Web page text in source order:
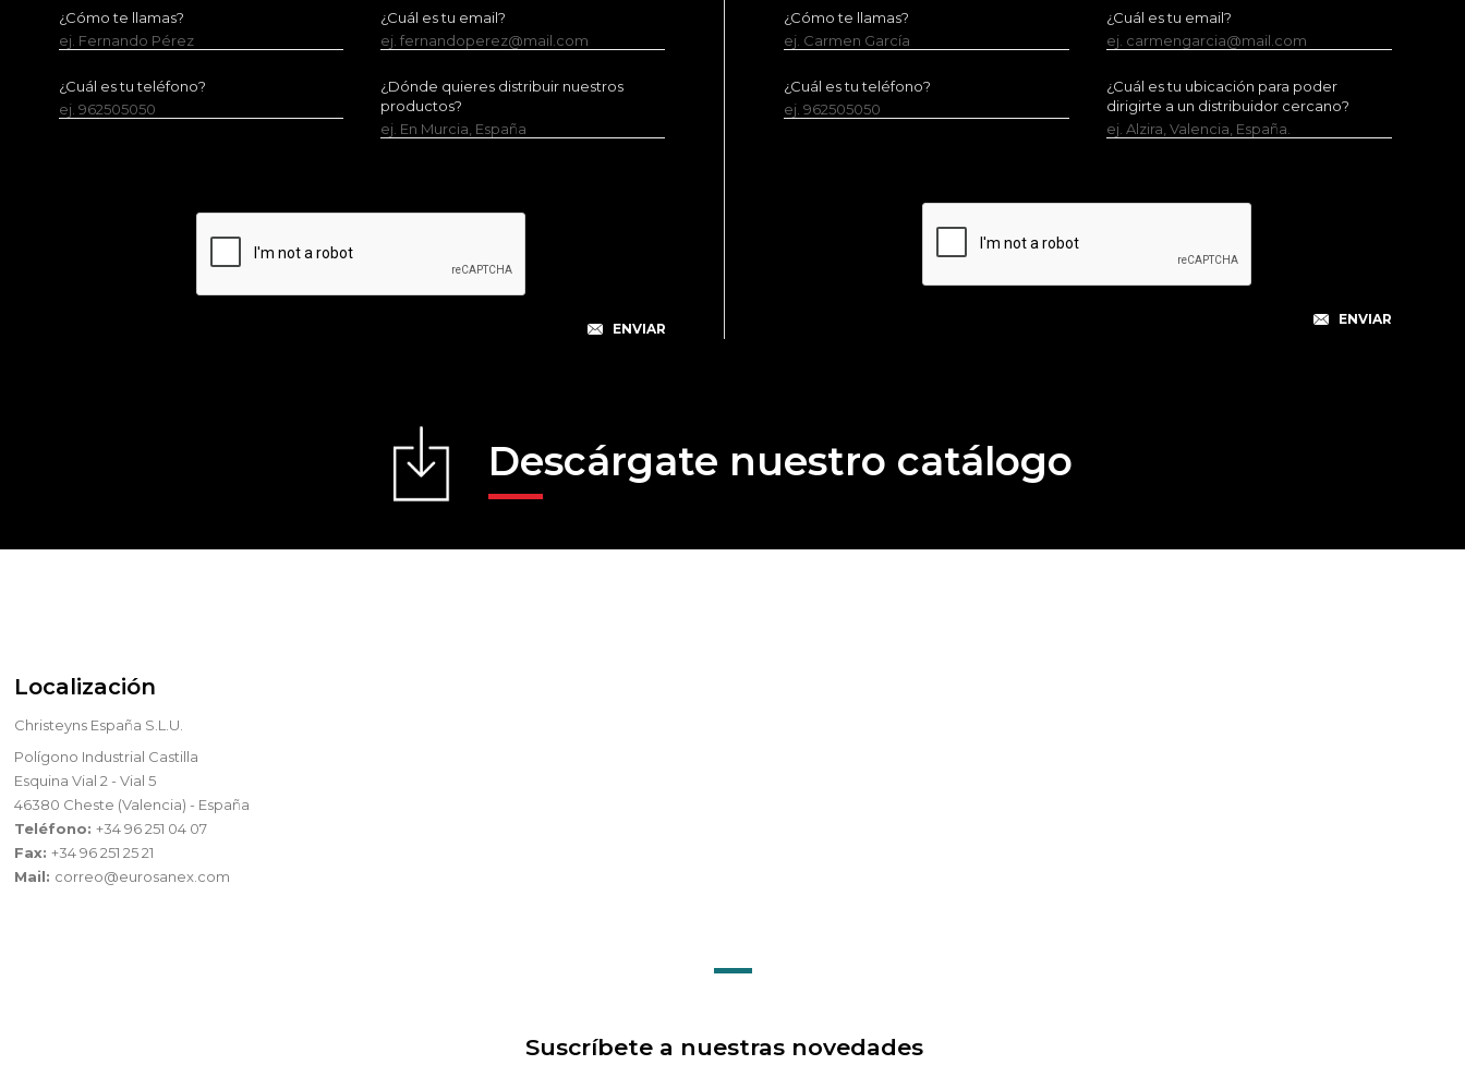
¿Cómo te llamas?
ej. Fernando Pérez
¿Cuál es tu email?
ej. fernandoperez@mail.com
¿Cuál es tu teléfono?
ej. 962505050
¿Dónde quieres distribuir nuestros
productos?
ej. En Murcia, España
¿Cómo te llamas?
ej. Carmen García
¿Cuál es tu email?
ej. carmengarcia@mail.com
¿Cuál es tu teléfono?
ej. 962505050
¿Cuál es tu ubicación para poder
dirigirte a un distribuidor cercano?
ej. Alzira, Valencia, España.
Descárgate nuestro catálogo
Localización
Christeyns España S.L.U.
Polígono Industrial Castilla
Esquina Vial 2 - Vial 5
46380 Cheste (Valencia) - España
Teléfono:+34 96 251 04 07
Fax:+34 96 251 25 21
Mail: correo@eurosanex.com
Suscríbete a nuestras novedades